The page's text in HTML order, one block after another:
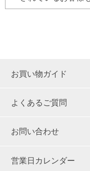
お買い物ガイド
よくあるご質問
お問い合わせ
営業日カレンダー